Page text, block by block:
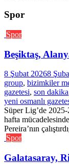
Spor
Spor
Beşiktaş,
8 Şubat 20268
group, bizimkiler
gazetesi, son dakika
yeni osmanlı
Süper Lig’de
hafta
Pereira’nın
Spor
Galatasaray,